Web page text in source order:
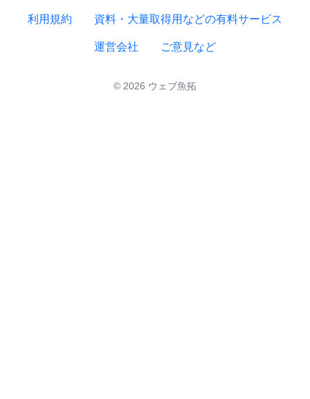
利用規約 資料・大量取得用などの有料サービス
運営会社 ご意見など
© 2026 ウェブ魚拓